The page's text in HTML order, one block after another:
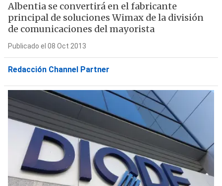
Albentia se convertirá en el fabricante
principal de soluciones Wimax de la división
de comunicaciones del mayorista
Publicado el 08 Oct 2013
Redacción Channel Partner